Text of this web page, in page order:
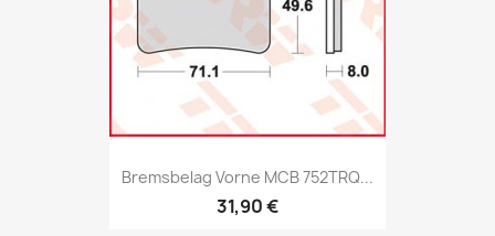
Bremsbelag Vorne MCB 752TRQ...
31,90 €